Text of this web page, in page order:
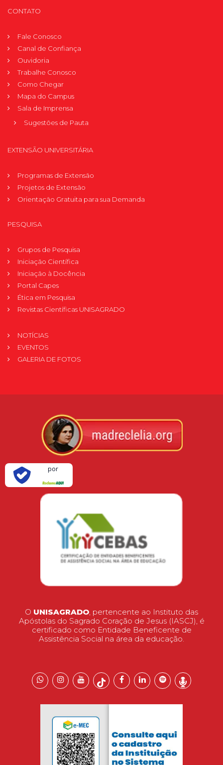
CONTATO
Fale Conosco
Canal de Confiança
Ouvidoria
Trabalhe Conosco
Como Chegar
Mapa do Campus
Sala de Imprensa
Sugestões de Pauta
EXTENSÃO UNIVERSITÁRIA
Programas de Extensão
Projetos de Extensão
Orientação Gratuita para sua Demanda
PESQUISA
Grupos de Pesquisa
Iniciação Científica
Iniciação à Docência
Portal Capes
Ética em Pesquisa
Revistas Científicas UNISAGRADO
NOTÍCIAS
EVENTOS
GALERIA DE FOTOS
por
O UNISAGRADO, pertencente ao Instituto das
Apóstolas do Sagrado Coração de Jesus (IASCJ), é
certificado como Entidade Beneficente de
Assistência Social na área da educação.